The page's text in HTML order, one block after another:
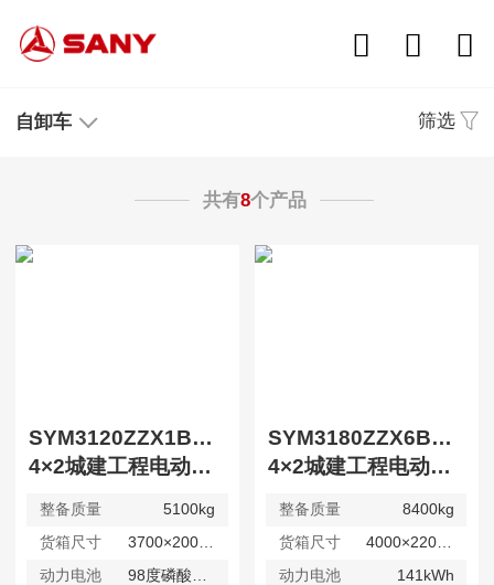
自卸车 筛选
共有8个产品
SYM3120ZZX1BEV1
4×2城建工程电动自卸车(206)
整备质量
5100kg
货箱尺寸
3700×2000×800mm
动力电池
SYM3180ZZX6BEV1
4×2城建工程电动自卸车(207)
整备质量
8400kg
货箱尺寸
动力电池
141kWh